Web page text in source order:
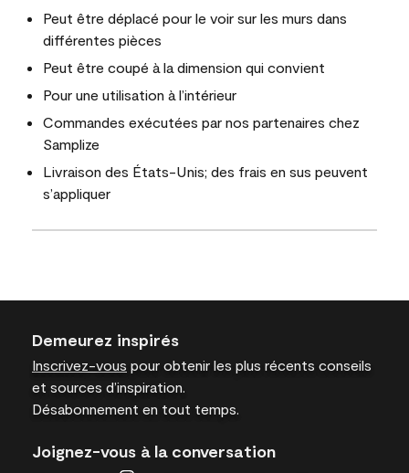
Peut être déplacé pour le voir sur les murs dans
différentes pièces
Peut être coupé à la dimension qui convient
Pour une utilisation à l’intérieur
Commandes exécutées par nos partenaires chez
Samplize
Livraison des États-Unis; des frais en sus peuvent
s’appliquer
Demeurez inspirés
Inscrivez-vous pour obtenir les plus récents conseils
et sources d’inspiration.
Désabonnement en tout temps.
Joignez-vous à la conversation